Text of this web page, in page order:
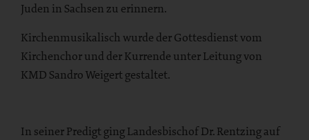
Juden in Sachsen zu erinnern.
Kirchenmusikalisch wurde der Gottesdienst vom
Kirchenchor und der Kurrende unter Leitung von
KMD Sandro Weigert gestaltet.
In seiner Predigt ging Landesbischof Dr. Rentzing auf